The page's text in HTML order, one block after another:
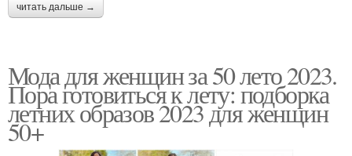
читать дальше →
Мода для женщин за 50 лето 2023.
Пора готовиться к лету: подборка
летних образов 2023 для женщин
50+